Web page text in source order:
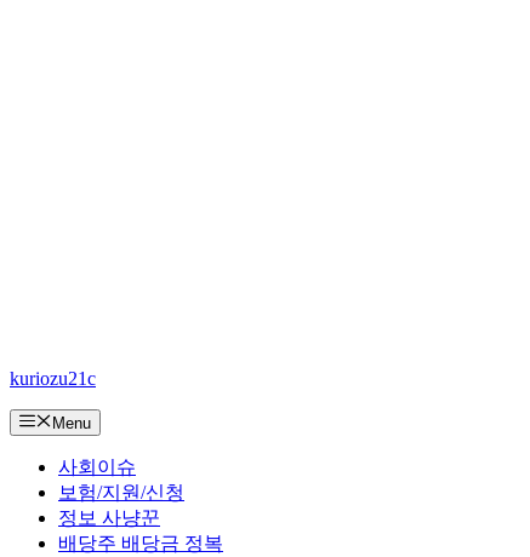
텐
츠
로
kuriozu21c
Menu
사회이슈
보험/지원/신청
정보 사냥꾼
배당주 배당금 정복